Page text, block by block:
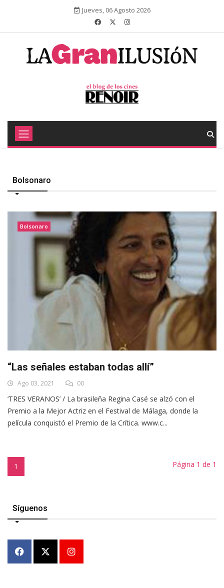
Jueves, 06 Agosto 2026
Bolsonaro
Bolsonaro
“Las señales estaban todas allí”
Ago 03, 2021 00
‘TRES VERANOS’ / La brasileña Regina Casé se alzó con el
Premio a la Mejor Actriz en el Festival de Málaga, donde la
película conquistó el Premio de la Crítica. www.c...
1 Página 1 de 1
Síguenos